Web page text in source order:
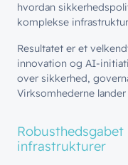
hvordan
komplekse
Resultatet er et
innovation og AI-
over sikkerhed,
Virksomhederne
infrastrukturer